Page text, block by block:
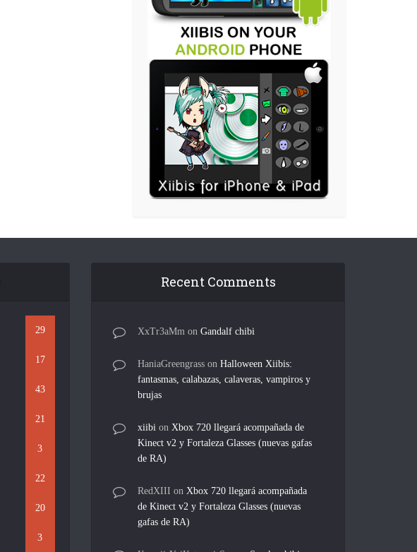
29
17
43
21
3
22
20
3
Recent Comments
XxTr3aMm onGandalf chibi
HaniaGreengrass onHalloween Xiibis:
fantasmas, calabazas, calaveras, vampiros y
brujas
xiibi on Xbox 720 llegará acompañada de
Kinect v2 y Fortaleza Glasses (nuevas gafas
de RA)
RedXIII on Xbox 720 llegará acompañada
de Kinect v2 y Fortaleza Glasses (nuevas
gafas de RA)